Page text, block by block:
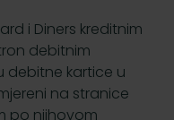
i Diners kreditnim
debitnim
debitne kartice u
na stranice
po njihovom